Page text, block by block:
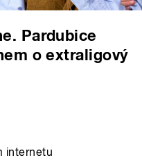
Pardubice
o extraligový
internetu